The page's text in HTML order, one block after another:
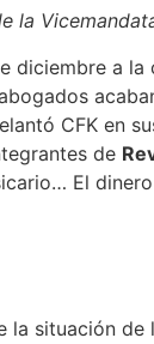
la
diciembre a
CFK en
de
El
la situación